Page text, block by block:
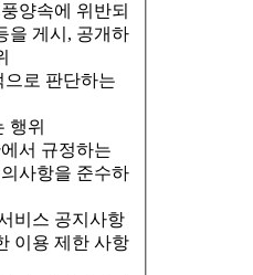
양속에 위반되
을 게시, 공개하
으로 판단하는
행위
서 규정하는
사항을 준수하
비스 공지사항
이용 제한 사항